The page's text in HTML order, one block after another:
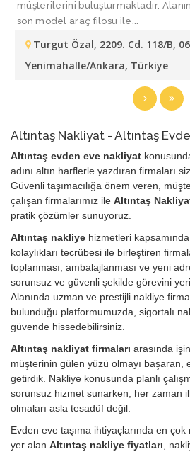
müşterilerini buluşturmaktadır.
son model araç filosu ile...
Turgut Özal, 2209. Cd. 118/B,
Yenimahalle/Ankara, Türkiye
Altıntaş Nakliyat - Altıntaş
Altıntaş evden eve nakliyat
adını altın harflerle yazdıran firmaları
Güvenli taşımacılığa önem veren,
çalışan firmalarımız ile Altıntaş
pratik çözümler sunuyoruz.
Altıntaş nakliye hizmetleri
kolaylıkları tecrübesi ile birleştiren
toplanması, ambalajlanması ve yeni
sorunsuz ve güvenli şekilde görevini
Alanında uzman ve prestijli nakliye
bulunduğu platformumuzda, sigortalı
güvende hissedebilirsiniz.
Altıntaş nakliyat firmaları arasında
müşterinin gülen yüzü olmayı başaran,
getirdik. Nakliye konusunda planlı
sorunsuz hizmet sunarken, her zaman
olmaları asla tesadüf değil.
Evden eve taşıma ihtiyaçlarında en
yer alan Altıntaş nakliye fiyatları ,